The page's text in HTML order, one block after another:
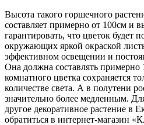
Высота такого горшечного
составляет примерно от 100см и
гарантировать, что цветок будет
окружающих яркой окраской
эффективном освещении и
Она должна составлять примерно
комнатного цветка сохраняется
количестве света. А в полутени
значительно более медленным.
другое декоративное растение в
обратиться в интернет-магазин